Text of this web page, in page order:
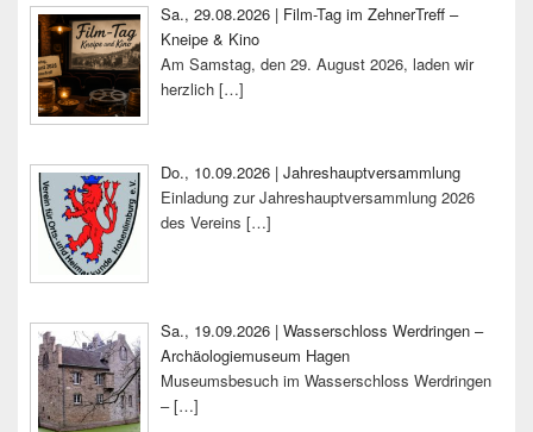
Sa., 29.08.2026 | Film-Tag im ZehnerTreff –
Kneipe & Kino
Am Samstag, den 29. August 2026, laden wir
herzlich […]
Do., 10.09.2026 | Jahreshauptversammlung
Einladung zur Jahreshauptversammlung 2026
des Vereins […]
Sa., 19.09.2026 | Wasserschloss Werdringen –
Archäologiemuseum Hagen
Museumsbesuch im Wasserschloss Werdringen
–[…]